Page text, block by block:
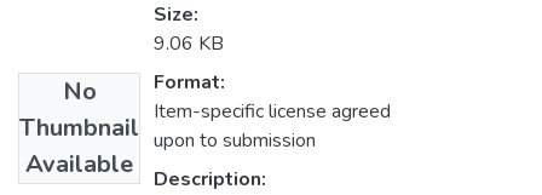
No
Thumbnail
Available
Size:
9.06 KB
Format:
Item-specific license agreed
upon to submission
Description: